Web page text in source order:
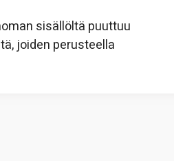
sisällöltä puuttuu
joiden perusteella